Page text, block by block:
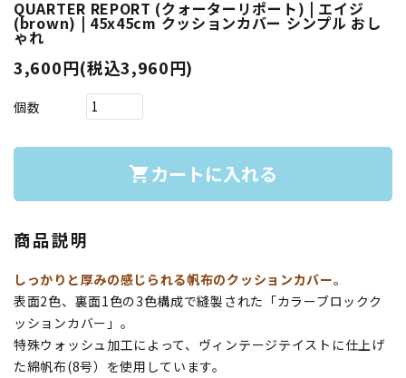
QUARTER REPORT (クォーターリポート) | エイジ
(brown) | 45x45cm クッションカバー シンプル おし
ゃれ
3,600円(税込3,960円)
個数
shopping_cart カートに入れる
商品説明
しっかりと厚みの感じられる帆布のクッションカバー。
表面2色、裏面1色の3色構成で縫製された「カラーブロックク
ッションカバー」。
特殊ウォッシュ加工によって、ヴィンテージテイストに仕上げ
た綿帆布(8号）を使用しています。